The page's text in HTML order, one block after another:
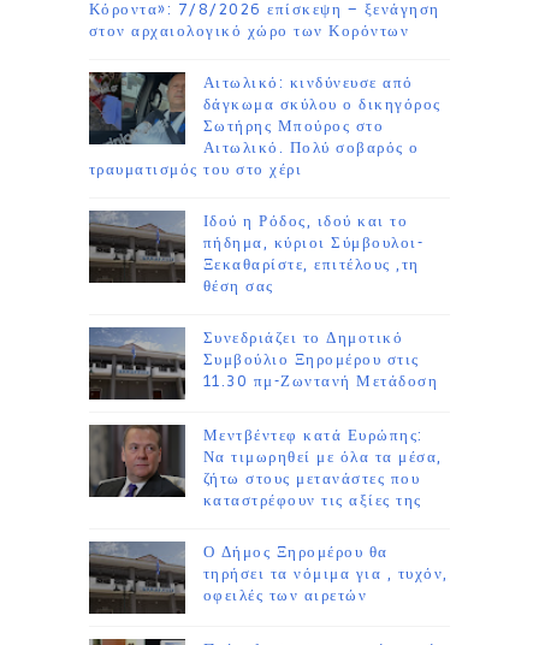
Κόροντα»: 7/8/2026 επίσκεψη – ξενάγηση
στον αρχαιολογικό χώρο των Κορόντων
Αιτωλικό: κινδύνευσε από
δάγκωμα σκύλου ο δικηγόρος
Σωτήρης Μπούρος στο
Αιτωλικό. Πολύ σοβαρός ο
τραυματισμός του στο χέρι
Ιδού η Ρόδος, ιδού και το
πήδημα, κύριοι Σύμβουλοι-
Ξεκαθαρίστε, επιτέλους ,τη
θέση σας
Συνεδριάζει το Δημοτικό
Συμβούλιο Ξηρομέρου στις
11.30 πμ-Ζωντανή Μετάδοση
Μεντβέντεφ κατά Ευρώπης:
Να τιμωρηθεί με όλα τα μέσα,
ζήτω στους μετανάστες που
καταστρέφουν τις αξίες της
Ο Δήμος Ξηρομέρου θα
τηρήσει τα νόμιμα για , τυχόν,
οφειλές των αιρετών